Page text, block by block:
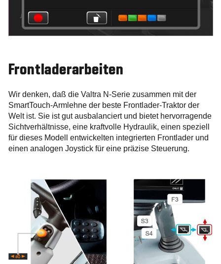
Frontladerarbeiten
Wir denken, daß die Valtra N-Serie zusammen mit der
SmartTouch-Armlehne der beste Frontlader-Traktor der
Welt ist. Sie ist gut ausbalanciert und bietet hervorragende
Sichtverhältnisse, eine kraftvolle Hydraulik, einen speziell
für dieses Modell entwickelten integrierten Frontlader und
einen analogen Joystick für eine präzise Steuerung.